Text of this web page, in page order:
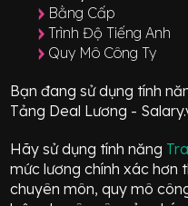
Bằng Cấp
Trình Độ Tiếng Anh
Quy Mô Công Ty
Bạn đang sử dụng tính
Tảng Deal Lương -
Hãy sử dụng tính năng
mức lương chính xác hơn
chuyên môn, quy mô